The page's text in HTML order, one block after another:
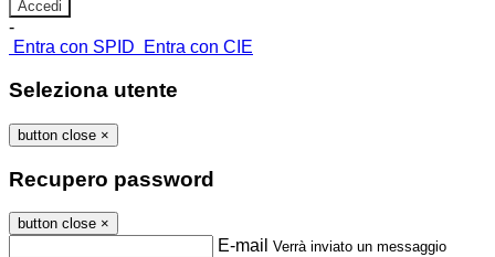
-
Entra con SPID
Entra con CIE
Seleziona utente
button close ×
Recupero password
button close ×
E-mail Verrà inviato un messaggio